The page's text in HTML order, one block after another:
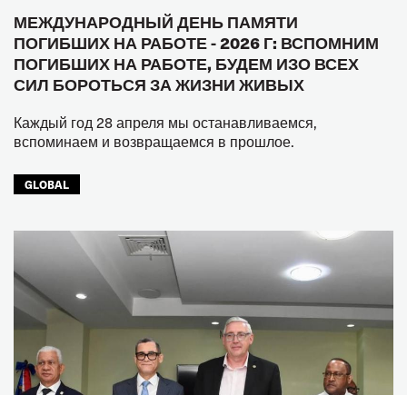
МЕЖДУНАРОДНЫЙ ДЕНЬ ПАМЯТИ
ПОГИБШИХ НА РАБОТЕ - 2026 Г: ВСПОМНИМ
ПОГИБШИХ НА РАБОТЕ, БУДЕМ ИЗО ВСЕХ
СИЛ БОРОТЬСЯ ЗА ЖИЗНИ ЖИВЫХ
Каждый год 28 апреля мы останавливаемся,
вспоминаем и возвращаемся в прошлое.
GLOBAL